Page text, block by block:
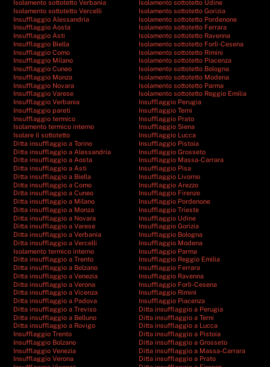
Isolamento sottotetto Verbania
Isolamento sottotetto Vercelli
Insufflaggio Alessandria
Insufflaggio Aosta
Insufflaggio Asti
Insufflaggio Biella
Insufflaggio Como
Insufflaggio Milano
Insufflaggio Cuneo
Insufflaggio Monza
Insufflaggio Novara
Insufflaggio Varese
Insufflaggio Verbania
Insufflaggio pareti
Insufflaggio termico
Isolamento termico interno
Isolare il sottotetto
Ditta insufflaggio a Torino
Ditta insufflaggio a Alessandria
Ditta insufflaggio a Aosta
Ditta insufflaggio a Asti
Ditta insufflaggio a Biella
Ditta insufflaggio a Como
Ditta insufflaggio a Cuneo
Ditta insufflaggio a Milano
Ditta insufflaggio a Monza
Ditta insufflaggio a Novara
Ditta insufflaggio a Varese
Ditta insufflaggio a Verbania
Ditta insufflaggio a Vercelli
Isolamento termico interno
Ditta insufflaggio a Trento
Ditta insufflaggio a Bolzano
Ditta insufflaggio a Venezia
Ditta insufflaggio a Verona
Ditta insufflaggio a Vicenza
Ditta insufflaggio a Padova
Ditta insufflaggio a Treviso
Ditta insufflaggio a Belluno
Ditta insufflaggio a Rovigo
Insufflaggio Trento
Insufflaggio Bolzano
Insufflaggio Venezia
Insufflaggio Verona
Isolamento sottotetto Udine
Isolamento sottotetto Gorizia
Isolamento sottotetto Pordenone
Isolamento sottotetto Ferrara
Isolamento sottotetto Ravenna
Isolamento sottotetto Forlì-Cesena
Isolamento sottotetto Rimini
Isolamento sottotetto Piacenza
Isolamento sottotetto Bologna
Isolamento sottotetto Modena
Isolamento sottotetto Parma
Isolamento sottotetto Reggio Emilia
Insufflaggio Perugia
Insufflaggio Terni
Insufflaggio Prato
Insufflaggio Siena
Insufflaggio Lucca
Insufflaggio Pistoia
Insufflaggio Grosseto
Insufflaggio Massa-Carrara
Insufflaggio Pisa
Insufflaggio Livorno
Insufflaggio Arezzo
Insufflaggio Firenze
Insufflaggio Pordenone
Insufflaggio Trieste
Insufflaggio Udine
Insufflaggio Gorizia
Insufflaggio Bologna
Insufflaggio Modena
Insufflaggio Parma
Insufflaggio Reggio Emilia
Insufflaggio Ferrara
Insufflaggio Ravenna
Insufflaggio Forlì-Cesena
Insufflaggio Rimini
Insufflaggio Piacenza
Ditta insufflaggio a Perugia
Ditta insufflaggio a Terni
Ditta insufflaggio a Lucca
Ditta insufflaggio a Pistoia
Ditta insufflaggio a Grosseto
Ditta insufflaggio a Massa-Carrara
Ditta insufflaggio a Prato